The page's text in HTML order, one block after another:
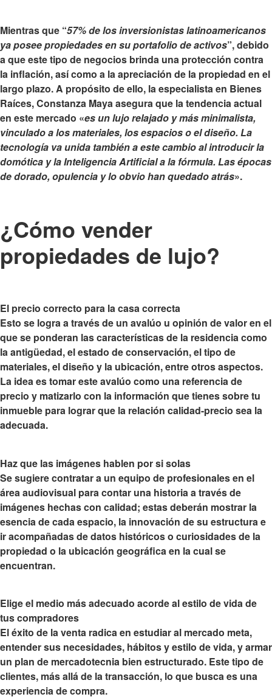
Mientras que “57% de los inversionistas latinoamericanos
ya posee propiedades en su portafolio de activos”, debido
a que este tipo de negocios brinda una protección contra
la inflación, así como a la apreciación de la propiedad en el
largo plazo. A propósito de ello, la especialista en Bienes
Raíces, Constanza Maya asegura que la tendencia actual
en este mercado «es un lujo relajado y más minimalista,
vinculado a los materiales, los espacios o el diseño. La
tecnología va unida también a este cambio al introducir la
domótica y la Inteligencia Artificial a la fórmula. Las épocas
de dorado, opulencia y lo obvio han quedado atrás».
¿Cómo vender
propiedades de lujo?
El precio correcto para la casa correcta
Esto se logra a través de un avalúo u opinión de valor en el
que se ponderan las características de la residencia como
la antigüedad, el estado de conservación, el tipo de
materiales, el diseño y la ubicación, entre otros aspectos.
La idea es tomar este avalúo como una referencia de
precio y matizarlo con la información que tienes sobre tu
inmueble para lograr que la relación calidad-precio sea la
adecuada.
Haz que las imágenes hablen por si solas
Se sugiere contratar a un equipo de profesionales en el
área audiovisual para contar una historia a través de
imágenes hechas con calidad; estas deberán mostrar la
esencia de cada espacio, la innovación de su estructura e
ir acompañadas de datos históricos o curiosidades de la
propiedad o la ubicación geográfica en la cual se
encuentran.
Elige el medio más adecuado acorde al estilo de vida de
tus compradores
El éxito de la venta radica en estudiar al mercado meta,
entender sus necesidades, hábitos y estilo de vida, y armar
un plan de mercadotecnia bien estructurado. Este tipo de
clientes, más allá de la transacción, lo que busca es una
experiencia de compra.